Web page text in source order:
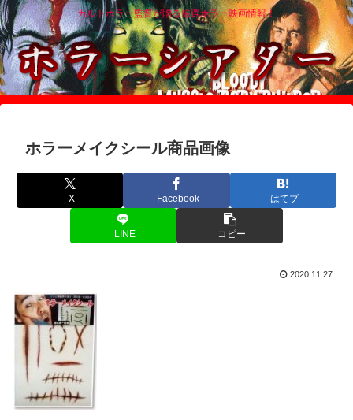
カルトホラー監督が贈る厳選ホラー映画情報！
ホラーメイクシール商品画像
X Facebook はてブ
LINE コピー
2020.11.27